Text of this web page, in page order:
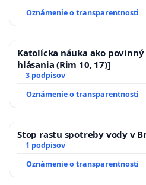
Oznámenie o transparentnosti
Katolícka náuka ako
hlásania (Rim 10, 17)]
3 podpisov
Oznámenie o transparentnosti
Stop rastu spotreby vody v
1 podpisov
Oznámenie o transparentnosti